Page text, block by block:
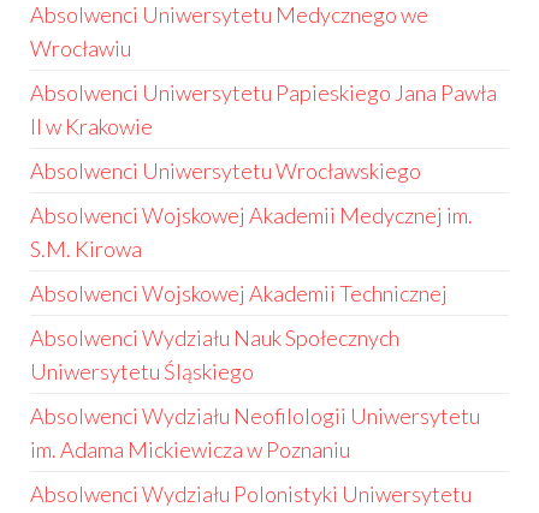
Absolwenci Uniwersytetu Medycznego we
Wrocławiu
Absolwenci Uniwersytetu Papieskiego Jana Pawła
II w Krakowie
Absolwenci Uniwersytetu Wrocławskiego
Absolwenci Wojskowej Akademii Medycznej im.
S.M. Kirowa
Absolwenci Wojskowej Akademii Technicznej
Absolwenci Wydziału Nauk Społecznych
Uniwersytetu Śląskiego
Absolwenci Wydziału Neofilologii Uniwersytetu
im. Adama Mickiewicza w Poznaniu
Absolwenci Wydziału Polonistyki Uniwersytetu